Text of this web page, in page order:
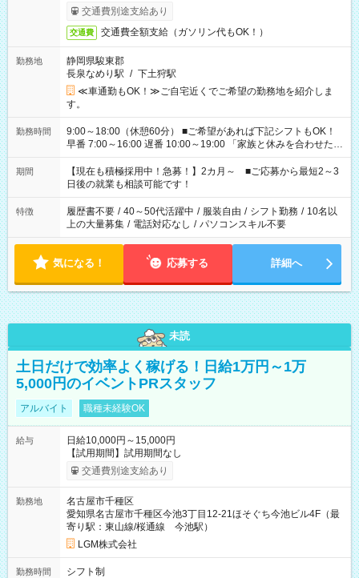
交通費別途支給あり
交通費 交通費全額支給（ガソリン代もOK！）
勤務地
静岡県駿東郡
長泉なめり駅 / 下土狩駅
≪車通勤もOK！≫ご自宅近くでご希望の勤務地を紹介しま
す。
勤務時間
9:00～18:00（休憩60分） ■ご希望があれば下記シフトもOK！
早番 7:00～16:00 遅番 10:00～19:00 「家族と休みを合わせた
い」 「余裕を持って夕飯の準備がしたい」 「できれば残業はし
たくない」 など、ご希望を教えてくださいね。 ※Wワーク希望
の方へ 今ご覧のお仕事で希望する勤務時間と、もう1つのお仕事
の勤務時間。 合計で週40時間を超える場合は応募できません。
期間
【現在も積極採用中！急募！】2カ月～ ■ご応募から最短2～3
日後の就業も相談可能です！
特徴 履歴書不要 / 40～50代活躍中 / 服装自由 / シフト勤務 / 10名以
上の大量募集 / 電話対応なし / パソコンスキル不要
気になる！ 応募する 詳細へ
未読
土日だけで効率よく稼げる！日給1万円～1万
5,000円のイベントPRスタッフ
アルバイト 職種未経験OK
給与
日給10,000円～15,000円
【試用期間】試用期間なし
交通費別途支給あり
勤務地
名古屋市千種区
愛知県名古屋市千種区今池3丁目12-21ほそぐち今池ビル4F（最
寄り駅：東山線/桜通線 今池駅）
LGM株式会社
勤務時間
シフト制